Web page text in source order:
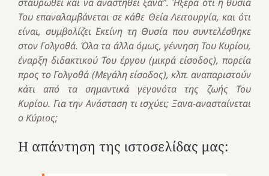
Του επαναλαμβάνεται σε κάθε Θεία Λειτουργία, και ότι
είναι, συμβολίζει Εκείνη τη Θυσία που συντελέσθηκε
στον Γολγοθά. Όλα τα άλλα όμως, γέννηση Του Κυρίου,
έναρξη διδακτικού Του έργου (μικρά είσοδος), πορεία
προς το Γολγοθά (Μεγάλη είσοδος), κλπ. αναπαριστούν
κάτι από τα σημαντικά γεγονότα της ζωής Του
Κυρίου. Για την Ανάσταση τι ισχύει; Ξανα-ανασταίνεται
ο Κύριος;
Η απάντηση της ιστοσελίδας μας: